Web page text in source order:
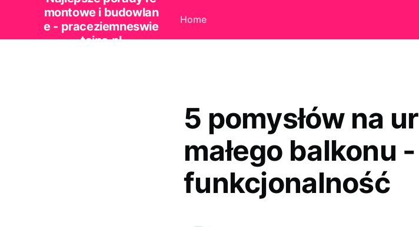
montowe i budowlan
e - praceziemneswie
tajno.pl
Home
5 pomysłów na
małego balkonu
funkcjonalność